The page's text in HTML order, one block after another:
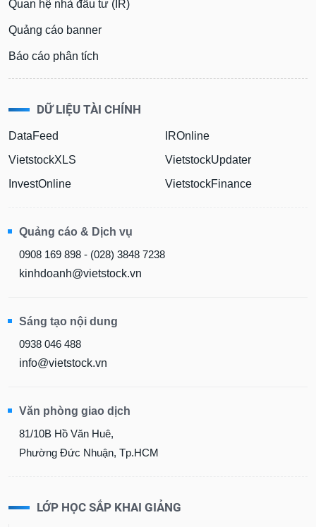
Quan hệ nhà đầu tư (IR)
Quảng cáo banner
Báo cáo phân tích
DỮ LIỆU TÀI CHÍNH
DataFeed
VietstockXLS
InvestOnline
IROnline
VietstockUpdater
VietstockFinance
Quảng cáo & Dịch vụ
0908 169 898 - (028) 3848 7238
kinhdoanh@vietstock.vn
Sáng tạo nội dung
0938 046 488
info@vietstock.vn
Văn phòng giao dịch
81/10B Hồ Văn Huê,
Phường Đức Nhuận, Tp.HCM
LỚP HỌC SẮP KHAI GIẢNG
tư
Truyền
tài
Dữ
chính